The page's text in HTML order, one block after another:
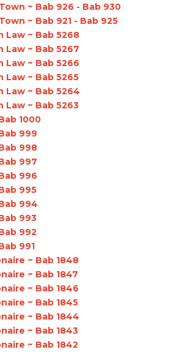
~ Bab 926 - Bab 930
~ Bab 921 - Bab 925
Law ~ Bab 5268
Law ~ Bab 5267
Law ~ Bab 5266
Law ~ Bab 5265
Law ~ Bab 5264
Law ~ Bab 5263
1000
999
998
997
996
995
994
993
992
991
~ Bab 1848
~ Bab 1847
~ Bab 1846
~ Bab 1845
~ Bab 1844
~ Bab 1843
~ Bab 1842